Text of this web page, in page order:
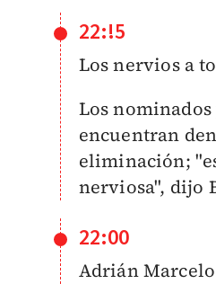
22:!5
Los nervios a
Los nominados
encuentran
eliminación;
nerviosa", dijo
22:00
Adrián